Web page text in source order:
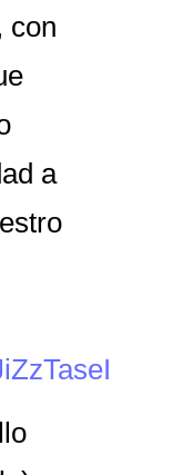
con
a